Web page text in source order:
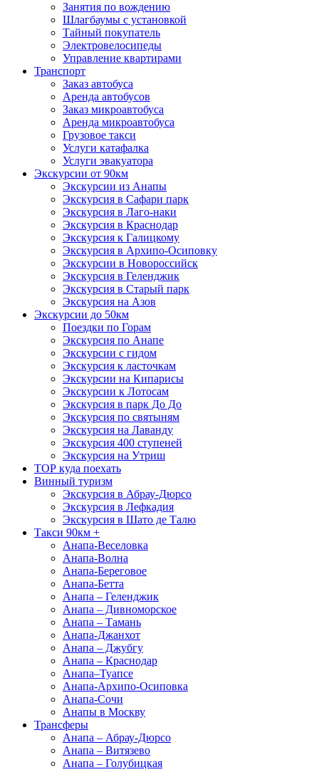
Занятия по вождению
Шлагбаумы с установкой
Тайный покупатель
Электровелосипеды
Управление квартирами
Транспорт
Заказ автобуса
Аренда автобусов
Заказ микроавтобуса
Аренда микроавтобуса
Грузовое такси
Услуги катафалка
Услуги эвакуатора
Экскурсии от 90км
Экскурсии из Анапы
Экскурсия в Сафари парк
Экскурсия в Лаго-наки
Экскурсия в Краснодар
Экскурсия к Галицкому
Экскурсия в Архипо-Осиповку
Экскурсии в Новороссийск
Экскурсия в Геленджик
Экскурсия в Старый парк
Экскурсия на Азов
Экскурсии до 50км
Поездки по Горам
Экскурсия по Анапе
Экскурсии с гидом
Экскурсия к ласточкам
Экскурсии на Кипарисы
Экскурсии к Лотосам
Экскурсия в парк До До
Экскурсия по святыням
Экскурсия на Лаванду
Экскурсия 400 ступеней
Экскурсия на Утриш
ТОР куда поехать
Винный туризм
Экскурсия в Абрау-Дюрсо
Экскурсия в Лефкадия
Экскурсия в Шато де Талю
Такси 90км +
Анапа-Веселовка
Анапа-Волна
Анапа-Береговое
Анапа-Бетта
Анапа – Геленджик
Анапа – Дивноморское
Анапа – Тамань
Анапа-Джанхот
Анапа – Джубгу
Анапа – Краснодар
Анапа–Туапсе
Анапа-Архипо-Осиповка
Анапа-Сочи
Анапы в Москву
Трансферы
Анапа – Абрау-Дюрсо
Анапа – Витязево
Анапа – Голубицкая